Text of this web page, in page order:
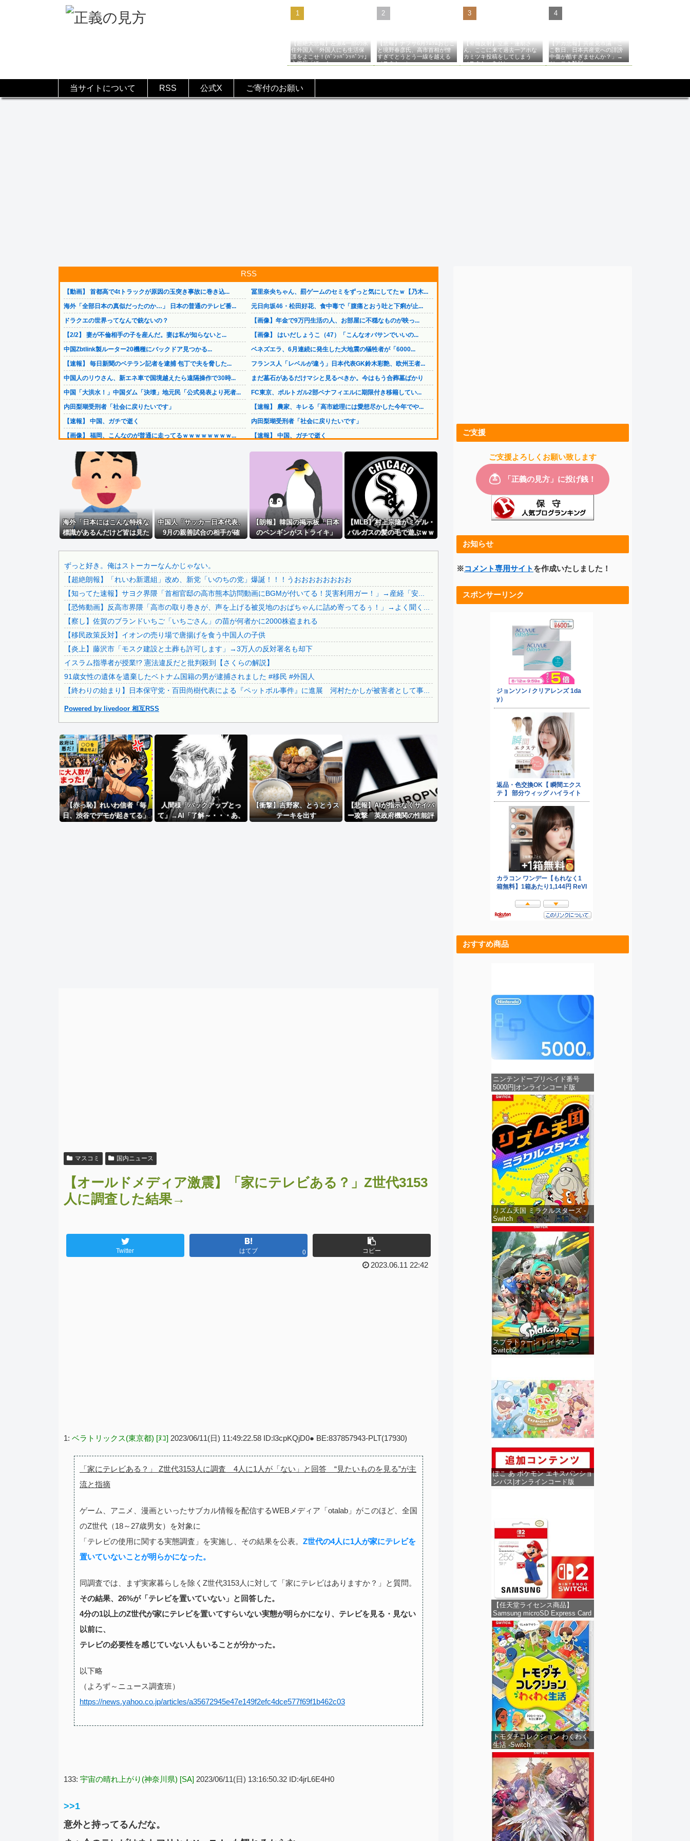
【超絶大悲報】左派&一部の永
住外国人「外国人にも生活保
護をよこせ！(ﾊﾞﾝｯﾊﾞﾝｯﾊﾞﾝｯ」
入管庁「ほーん…」→
【悲報】ナフサ6月ﾂﾑﾂﾑおじこ
と境野春彦氏、高市首相が憎
すぎてとうとう一線を越える
（スクショ）
【脊髄反射】立憲・蓮舫さ
ん、ここに来て過去一アホな
カミツキ投稿をしてしまう
（スクショあり）
【アカ悲報】共産党市議「こ
こ数日、日本共産党への誹謗
中傷が酷すぎませんか？」→
ツッコミ殺到
当サイトについて RSS 公式X ご寄付のお願い
RSS
【動画】 首都高で4tトラックが原因の玉突き事故に巻き込...
海外「全部日本の真似だったのか…」 日本の普通のテレビ番...
ドラクエの世界ってなんで銃ないの？
【2/2】 妻が不倫相手の子を産んだ。妻は私が知らないと...
中国Zbtlink製ルーター20機種にバックドア見つかる...
【速報】 毎日新聞のベテラン記者を逮捕 包丁で夫を脅した...
中国人のリウさん、新エネ車で国境越えたら遠隔操作で30時...
中国「大洪水！」中国ダム「決壊」地元民「公式発表より死者...
内田梨瑚受刑者「社会に戻りたいです」
【速報】 中国、ガチで逝く
【画像】 福岡、こんなのが普通に走ってるｗｗｗｗｗｗｗｗ...
（ ´_ゝ`）中道幹事長、食料品消費税2年間1%の閣議決...
【凄い】 LINE上司「休日で悪いけど会社来て！」ワイ「...
「ジャニーさんとつかこうへい氏は同じ」少年隊・錦織一清が...
【悲報】高市首相の“個人的なSNS投稿”で習近平ブチギレ...
日本の地震被害に支援したのに…「韓国産の水は水洗トイレに...
無期懲役、去年の仮釈放わずか４人…もう実質終身刑だった
日産が社運をかけて発売するSUVｗｗｗｗｗｗｗ
【謎】斉藤慎二「同意してくれたよね？どうして…」被害女性...
【ライザのアトリエ3】キューズQ「ライザ (ライザリン・...
【画像】見せブラ・見せパン、過去にないレベルで流行りまく...
【有能】政府「トラックはサービスエリア利用有料化すればサ...
医者「麻酔かけますよー」 わい(全身麻酔に耐えて見せる！...
ウクライナの次は日本とかいうやついるけどどういう理屈なの...
【超絶朗報】「れいわ新選組」改め、新党「いのちの党」爆誕...
【画像】日本さん、避難所が各国と比べて優秀過ぎると話題に
【画像】 福岡、こんなのが普通に走ってるｗｗｗｗｗｗｗｗ...
【衝撃】 イオンモール爆発事故、『とんでもない事実』が判...
【ＧＪ】 クラスに迷惑な池沼がいた。リーダー格のＡ「なん...
Powered by livedoor 相互RSS
冨里奈央ちゃん、罰ゲームのセミをずっと気にしてたｗ【乃木...
元日向坂46・松田好花、食中毒で「腹痛とおう吐と下痢が止...
【画像】年金で9万円生活の人、お部屋に不穏なものが映っ...
【画像】 はいだしょうこ（47）「こんなオバサンでいいの...
ベネズエラ、6月連続に発生した大地震の犠牲者が「6000...
フランス人「レベルが違う」日本代表GK鈴木彩艶、欧州王者...
まだ墓石があるだけマシと見るべきか。今はもう合葬墓ばかり
FC東京、ポルトガル2部ペナフィエルに期限付き移籍してい...
【速報】 農家、キレる「高市総理には愛想尽かした今年でや...
内田梨瑚受刑者「社会に戻りたいです」
【速報】 中国、ガチで逝く
【画像】 福岡、こんなのが普通に走ってるｗｗｗｗｗｗｗｗ...
（ ´_ゝ`）中道幹事長、食料品消費税2年間1%の閣議決...
【悲報】 学生なのに月1億稼いでたキャバ嬢、配信中に首吊...
【画像】 福岡、こんなのが普通に走ってるｗｗｗｗｗｗｗｗ...
【衝撃】 イオンモール爆発事故、『とんでもない事実』が判...
【衝撃】 イオンモール爆発事故、『とんでもない事実』が判...
【超絶朗報】「れいわ新選組」改め、新党「いのちの党」爆誕...
【知ってた速報】サヨク界隈「首相官邸の高市熊本訪問動画に...
【察し】佐賀のブランドいちご「いちごさん」の苗が何者かに...
【移民政策反対】イオンの売り場で唐揚げを食う中国人の子供
【炎上】藤沢市「モスク建設と土葬も許可します」→3万人の...
91歳女性の遺体を遺棄したベトナム国籍の男が逮捕されまし...
日本旅行キャンセルすべきか…1万年ぶり史上最大級の火山の...
無気力な韓国代表、オーストリアにも0-1で敗北…3月のA...
3.1節がある月なのに…3月のカレンダーに日本の富士山・...
韓国代表、コートジボワールに0対4で完敗＝韓国の反応
Powered by livedoor 相互RSS
海外「日本にはこんな特殊な
標識があるんだけど皆は見た
ゃくちゃ可愛いｗｗ」【海外
の反応】
中国人「サッカー日本代表、
9月の親善試合の相手が確
質的に全て引き分け」「野球
のリベンジ戦」
【朗報】韓国の掲示板「日本
のペンギンがストライキ」
【MLB】村上宗隆がミゲル・
バルガスの髪の毛で遊ぶｗｗ
は依存度が高いな」「たった
るんだからすごいわ」
ずっと好き。俺はストーカーなんかじゃない。
【超絶朗報】「れいわ新選組」改め、新党「いのちの党」爆誕！！！うおおおおおおおお
【知ってた速報】サヨク界隈「首相官邸の高市熊本訪問動画にBGMが付いてる！災害利用ガー！」→産経「安...
【恐怖動画】反高市界隈「高市の取り巻きが、声を上げる被災地のおばちゃんに詰め寄ってるぅ！」→よく聞く...
【察し】佐賀のブランドいちご「いちごさん」の苗が何者かに2000株盗まれる
【移民政策反対】イオンの売り場で唐揚げを食う中国人の子供
【炎上】藤沢市「モスク建設と土葬も許可します」→3万人の反対署名も却下
イスラム指導者が授業!? 憲法違反だと批判殺到【さくらの解説】
91歳女性の遺体を遺棄したベトナム国籍の男が逮捕されました #移民 #外国人
【終わりの始まり】日本保守党・百田尚樹代表による『ペットボル事件』に進展 河村たかしが被害者として事...
Powered by livedoor 相互RSS
【赤っ恥】れいわ信者「毎
日、渋谷でデモが起きてる」
人間様「バックアップとっ
て」→AI「了解～・・・あ、
【衝撃】吉野家、とうとうス
テーキを出す
【悲報】AIが指示なくサイバ
ー攻撃 英政府機関の性能評
マスコミ 国内ニュース
【オールドメディア激震】「家にテレビある？」Z世代3153
人に調査した結果→
Twitter はてブ 0 コピー
2023.06.11 22:42
1: ベラトリックス(東京都) [ﾇｺ] 2023/06/11(日) 11:49:22.58 ID:l3cpKQjD0● BE:837857943-PLT(17930)
「家にテレビある？」 Z世代3153人に調査 4人に1人が「ない」と回答 “見たいものを見る”が主
流と指摘
ゲーム、アニメ、漫画といったサブカル情報を配信するWEBメディア「otalab」がこのほど、全国
のZ世代（18～27歳男女）を対象に
「テレビの使用に関する実態調査」を実施し、その結果を公表。 Z世代の4人に1人が家にテレビを
置いていないことが明らかになった。
同調査では、まず実家暮らしを除くZ世代3153人に対して「家にテレビはありますか？」と質問。
その結果、26%が「テレビを置いていない」と回答した。
4分の1以上のZ世代が家にテレビを置いてすらいない実態が明らかになり、テレビを見る・見ない
以前に、
テレビの必要性を感じていない人もいることが分かった。
以下略
（よろず～ニュース調査班）
https://news.yahoo.co.jp/articles/a35672945e47e149f2efc4dce577f69f1b462c03
133: 宇宙の晴れ上がり(神奈川県) [SA] 2023/06/11(日) 13:16:50.32 ID:4jrL6E4H0
>>1
意外と持ってるんだな。
ご支援
ご支援よろしくお願い致します
お知らせ
※コメント専用サイト を作成いたしました！
スポンサーリンク
おすすめ商品
ニンテンドープリペイド番号
5000円|オンラインコード版
リズム天国 ミラクルスターズ -
Switch
スプラトゥーン レイダース -
Switch2
ぽこ あ ポケモン エキスパンショ
ンパス|オンラインコード版
【任天堂ライセンス商品】
Samsung microSD Express Card
256GB for Nintendo Switch 2(サ
ムスン マイクロSDエクスプレス
カード 256GB) 【Amazon.co.jp
限定特典】Nintendo S
トモダチコレクション わくわく
生活 -Switch